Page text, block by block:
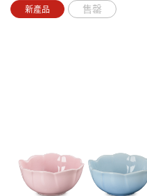
新產品 售罄